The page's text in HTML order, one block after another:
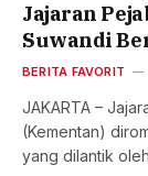
Jajaran
Suwandi
BERITA FAVORIT
JAKARTA –
(Kementan)
yang dilantik